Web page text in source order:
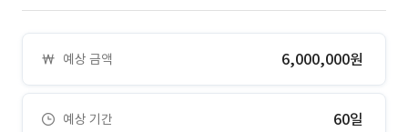
예상 금액 6,000,000원
예상 기간 60일